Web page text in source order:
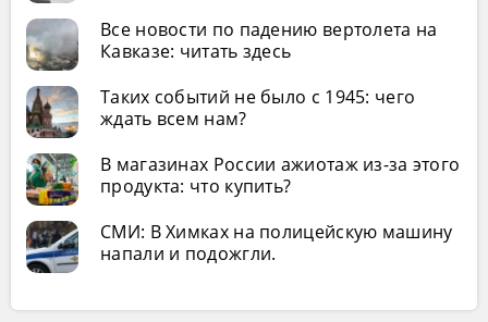
Все новости по падению вертолета на
Кавказе: читать здесь
Таких событий не было с 1945: чего
ждать всем нам?
В магазинах России ажиотаж из-за этого
продукта: что купить?
СМИ: В Химках на полицейскую машину
напали и подожгли.